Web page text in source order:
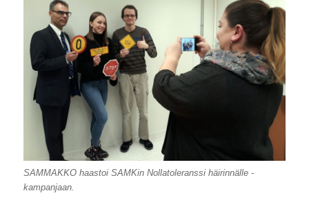
SAMMAKKO haastoi SAMKin Nollatoleranssi häirinnälle -
kampanjaan.